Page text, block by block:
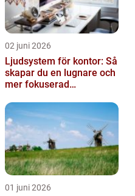
02 juni 2026
Ljudsystem för kontor: Så
skapar du en lugnare och
mer fokuserad
01 juni 2026